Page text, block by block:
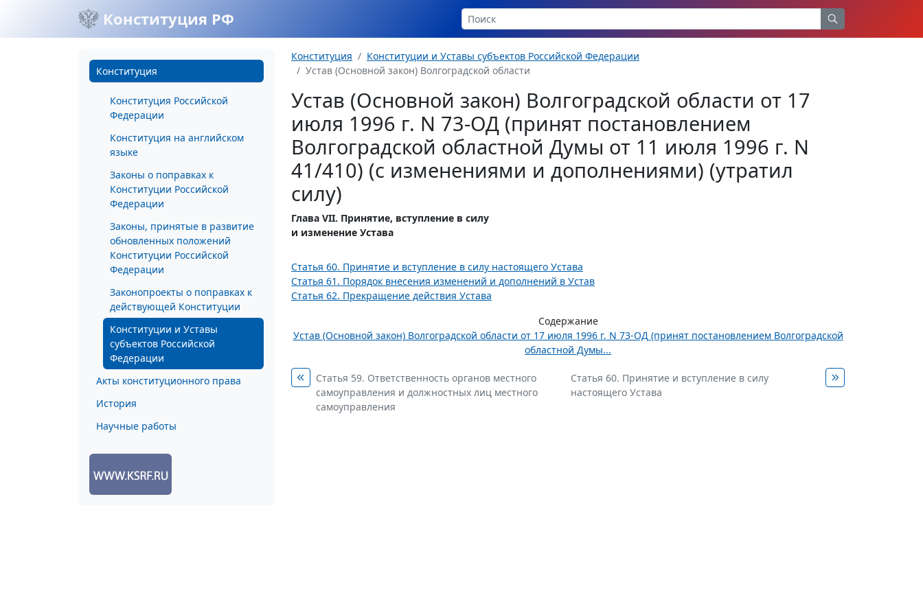
Конституция РФ
Конституция
Конституция Российской
Федерации
Конституция на английском
языке
Законы о поправках к
Конституции Российской
Федерации
Законы, принятые в развитие
обновленных положений
Конституции Российской
Федерации
Законопроекты о поправках к
действующей Конституции
Конституции и Уставы
субъектов Российской
Федерации
Акты конституционного права
История
Научные работы
Конституция
Конституции и Уставы субъектов Российской Федерации
Устав (Основной закон) Волгоградской области
Устав (Основной закон) Волгоградской области от 17
июля 1996 г. N 73-ОД (принят постановлением
Волгоградской областной Думы от 11 июля 1996 г. N
41/410) (с изменениями и дополнениями) (утратил
силу)
Глава VII. Принятие, вступление в силу
и изменение Устава
Статья 60. Принятие и вступление в силу настоящего Устава
Статья 61. Порядок внесения изменений и дополнений в Устав
Статья 62. Прекращение действия Устава
Содержание
Устав (Основной закон) Волгоградской области от 17 июля 1996 г. N 73-ОД (принят постановлением Волгоградской
областной Думы...
Статья 59. Ответственность органов местного
самоуправления и должностных лиц местного
самоуправления
Статья 60. Принятие и вступление в силу
настоящего Устава